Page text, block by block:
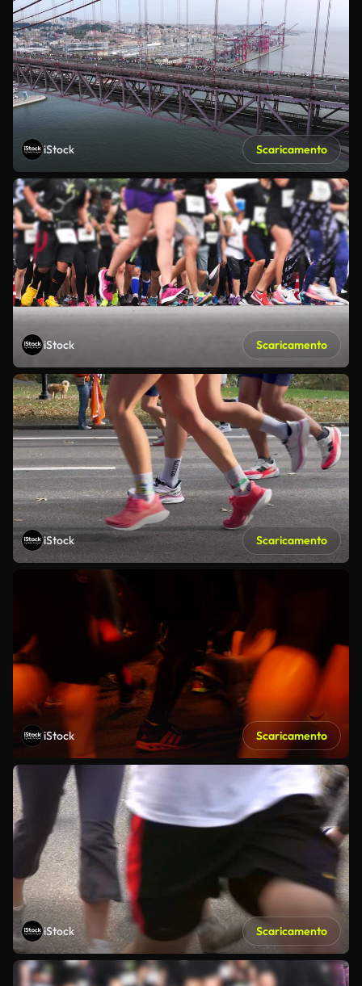
iStock Scaricamento
iStock Scaricamento
iStock Scaricamento
iStock Scaricamento
iStock Scaricamento